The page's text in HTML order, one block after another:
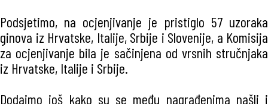
Podsjetimo, na ocjenjivanje je pristiglo 57 uzoraka
ginova iz Hrvatske, Italije, Srbije i Slovenije, a Komisija
za ocjenjivanje bila je sačinjena od vrsnih stručnjaka
iz Hrvatske, Italije i Srbije.
Dodajmo još kako su se među nagrađenima našli i